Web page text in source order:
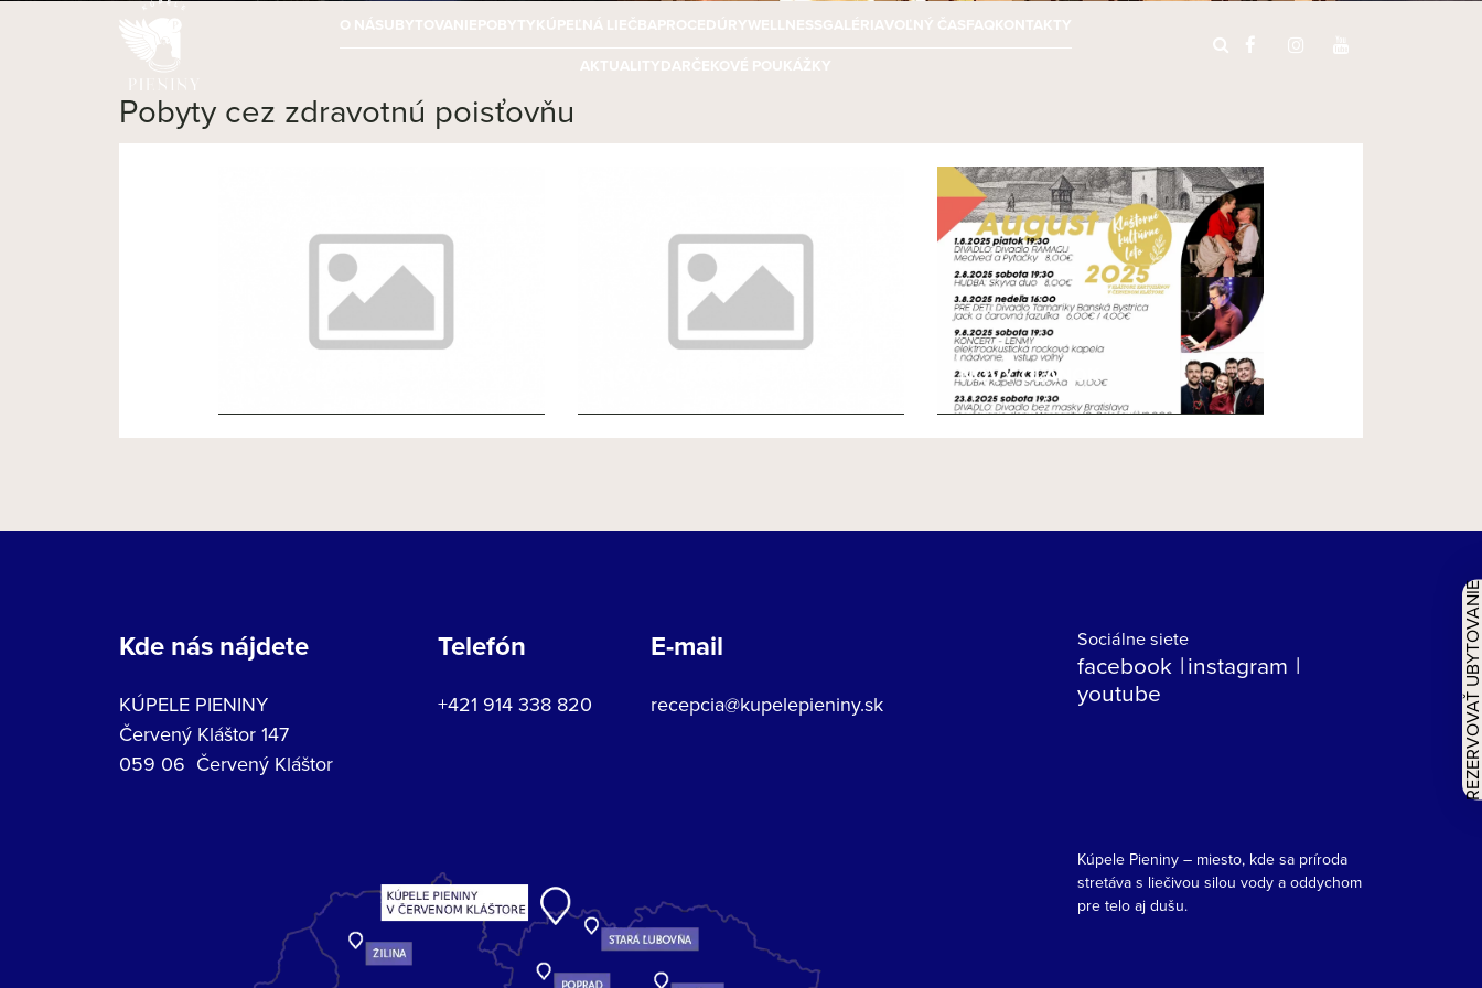
O NÁSUBYTOVANIEPOBYTYKÚPEĽNÁ LIEČBAPROCEDÚRYWELLNESSGALÉRIAVOĽNÝ ČASFAQKONTAKTY
AKTUALITYDARČEKOVÉ POUKÁŽKY
Pobyty cez zdravotnú poisťovňu
NOVÝ ČLÁNOK
Kde nás nájdete
KÚPELE PIENINY
Červený Kláštor 147
059 06 Červený Kláštor
Telefón
+421 914 338 820
E-mail
recepcia@kupelepieniny.sk
Sociálne siete
facebook instagram
youtube
Kúpele Pieniny – miesto, kde sa príroda
stretáva s liečivou silou vody a oddychom
pre telo aj dušu.